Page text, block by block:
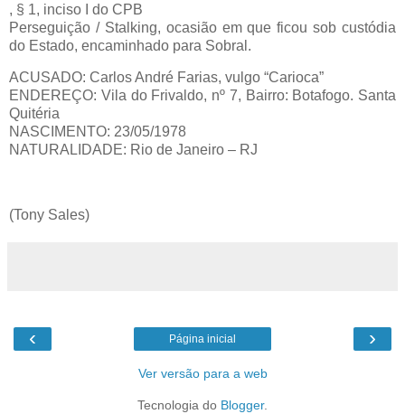
, § 1, inciso I do CPB
Perseguição / Stalking, ocasião em que ficou sob custódia
do Estado, encaminhado para Sobral.
ACUSADO: Carlos André Farias, vulgo “Carioca”
ENDEREÇO: Vila do Frivaldo, nº 7, Bairro: Botafogo. Santa
Quitéria
NASCIMENTO: 23/05/1978
NATURALIDADE: Rio de Janeiro – RJ
(Tony Sales)
‹ ›
Página inicial
Ver versão para a web
Tecnologia do Blogger.